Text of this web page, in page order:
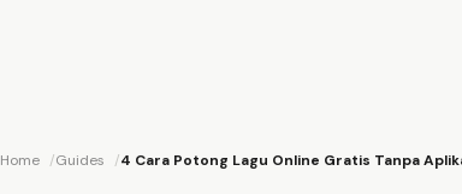
Home Guides 4 Cara Potong Lagu Online Gratis Tanpa